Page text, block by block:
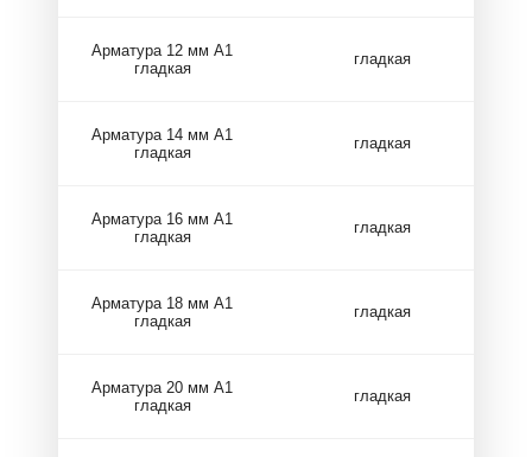
Арматура 12 мм А1
гладкая
гладкая
Арматура 14 мм А1
гладкая
гладкая
Арматура 16 мм А1
гладкая
гладкая
Арматура 18 мм А1
гладкая
гладкая
Арматура 20 мм А1
гладкая
гладкая